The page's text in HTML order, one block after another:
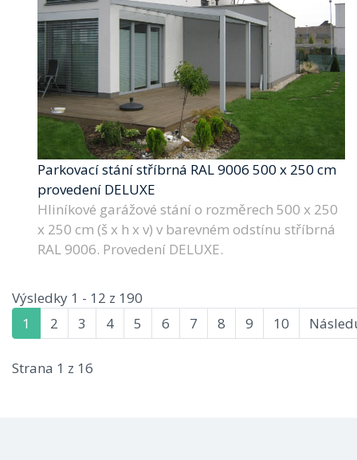
Parkovací stání stříbrná RAL 9006 500 x 250 cm
provedení DELUXE
Hliníkové garážové stání o rozměrech 500 x 250
x 250 cm (š x h x v) v barevném odstínu stříbrná
RAL 9006. Provedení DELUXE.
Výsledky 1 - 12 z 190
1
2 3 4 5 6 7 8 9 10
Strana 1 z 16